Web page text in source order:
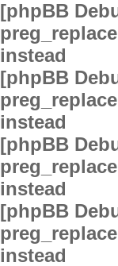
[phpBB
instead
[phpBB
instead
[phpBB
instead
[phpBB
instead